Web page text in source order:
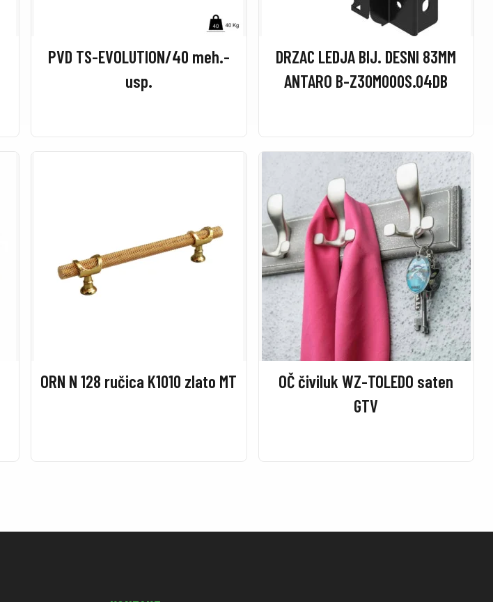
PVD TS-EVOLUTION/40 meh.-
usp.
DRZAC LEDJA BIJ. DESNI 83MM
ANTARO B-Z30M000S.04DB
ORN N 128 ručica K1010 zlato MT
OČ čiviluk WZ-TOLEDO saten
GTV